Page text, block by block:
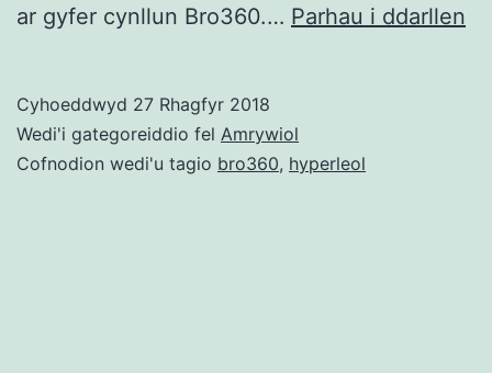
ar gyfer cynllun Bro360.… Parhau i ddarllen
Cyhoeddwyd 27 Rhagfyr 2018
Wedi'i gategoreiddio fel Amrywiol
Cofnodion wedi'u tagio bro360, hyperleol